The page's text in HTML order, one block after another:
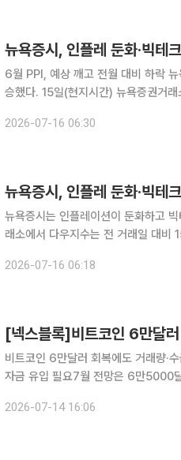
뉴욕증시, 인플레 둔화·빅
6월 PPI, 예상 깨고 전월 대비 하락
승했다. 15일(현지시간) 뉴욕증권거래소에서 다우지수는 전 거래일 대비 150.37포인트(0.29%)
주 중심의 나스닥지수는 162.22포인
2026-07-16 06:30
뉴욕증시, 인플레 둔화·빅테
뉴욕증시는 인플레이션이 둔화하고 빅테크가 강세
래소에서 다우지수는 전 거래일 대
인트(0.62%) 상승한 2만6269.23
2026-07-16 06:18
비트코인 6만달러 회복에도 거래량·
자금 유입 필요7월 전망은 6만5000달러에
있다. 현물 거래량과 온체인 활동의
2026-07-14 16:06